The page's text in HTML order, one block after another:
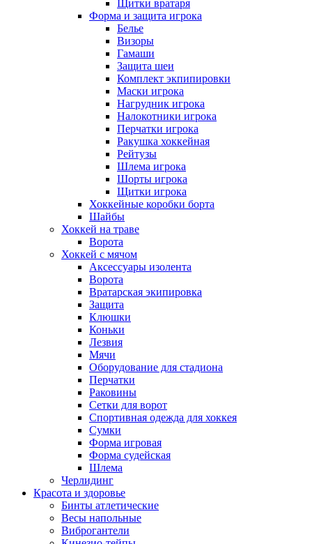
Щитки вратаря
Форма и защита игрока
Белье
Визоры
Гамаши
Защита шеи
Комплект экпипировки
Маски игрока
Нагрудник игрока
Налокотники игрока
Перчатки игрока
Ракушка хоккейная
Рейтузы
Шлема игрока
Шорты игрока
Щитки игрока
Хоккейные коробки борта
Шайбы
Хоккей на траве
Ворота
Хоккей с мячом
Аксессуары изолента
Ворота
Вратарская экипировка
Защита
Клюшки
Коньки
Лезвия
Мячи
Оборудование для стадиона
Перчатки
Раковины
Сетки для ворот
Спортивная одежда для хоккея
Сумки
Форма игровая
Форма судейская
Шлема
Черлидинг
Красота и здоровье
Бинты атлетические
Весы напольные
Виброгантели